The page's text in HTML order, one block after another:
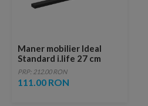
Maner mobilier Ideal
Standard i.life 27 cm
negru mat
PRP: 212.00 RON
111.00 RON